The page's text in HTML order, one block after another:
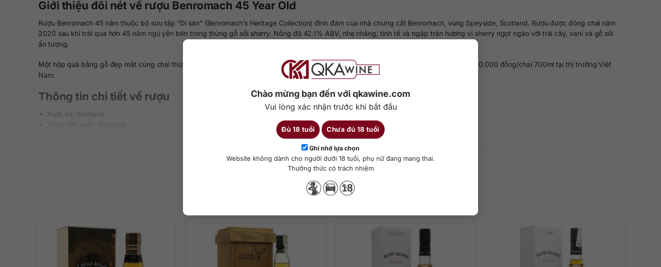
Chào mừng bạn đến với qkawine.com
Vui lòng xác nhận trước khi bắt đầu
Đủ 18 tuổi Chưa đủ 18 tuổi
Ghi nhớ lựa chọn
Website không dành cho người dưới 18 tuổi, phụ nữ đang mang thai.
Thưởng thức có trách nhiệm
Giới thiệu đôi nét về rượu Benromach 45 Year Old
Rượu Benromach 45 năm thuộc bộ sưu tập “Di sản” (Benromach’s Heritage Collection) đình đám của nhà chưng cất Benromach, vùng Speyside, Scotland. Rượu được đóng chai năm
2020 sau khi trải qua hơn 45 năm ngủ yên bên trong thùng gỗ sồi sherry. Nồng độ 42.1% ABV, nhẹ nhàng, tinh tế và ngập tràn hương vị sherry ngọt ngào với trái cây, vani và gỗ sồi
ấn tượng.
Một hộp quà bằng gỗ đẹp mắt cùng chai thủy tinh sang trọng chứa nước rượu màu gỗ gụ sâu đậm. Giá của nó đang ở mức khoảng 45.000.000 đồng/chai 700ml tại thị trường Việt
Nam.
Thông tin chi tiết về rượu
Xuất xứ: Scotland
Cách thưởng thức: Uống nguyên chất, thêm đá viên, pha chế cocktail
Mô tả hương vị rượu
– Hương thơm: Tầng tầng lớp lớp hương thơm phong phú và phức tạp bùng nổ trên mũi với mật ong rừng, trái cây đậm màu, caramel, nho khô, mận, anh đào, gia vị sherry đậm đà,
mùi da thuộc và khói thuốc lá.
Chi tiết
Sản phẩm tương tự